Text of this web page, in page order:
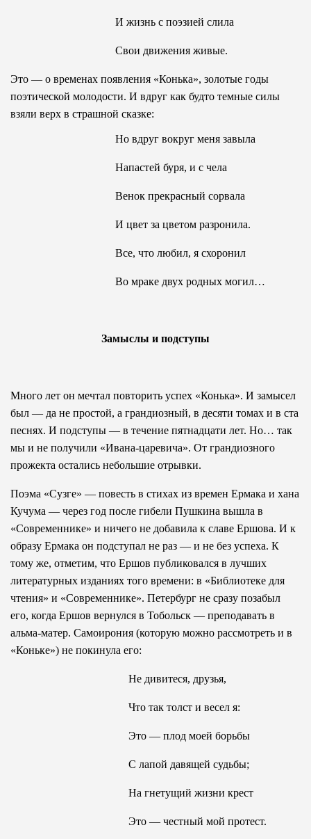
И жизнь с поэзией слила
Свои движения живые.
Это — о временах появления «Конька», золотые годы
поэтической молодости. И вдруг как будто темные силы
взяли верх в страшной сказке:
Но вдруг вокруг меня завыла
Напастей буря, и с чела
Венок прекрасный сорвала
И цвет за цветом разронила.
Все, что любил, я схоронил
Во мраке двух родных могил…
Замыслы и подступы
Много лет он мечтал повторить успех «Конька». И замысел
был — да не простой, а грандиозный, в десяти томах и в ста
песнях. И подступы — в течение пятнадцати лет. Но… так
мы и не получили «Ивана-царевича». От грандиозного
прожекта остались небольшие отрывки.
Поэма «Сузге» — повесть в стихах из времен Ермака и хана
Кучума — через год после гибели Пушкина вышла в
«Современнике» и ничего не добавила к славе Ершова. И к
образу Ермака он подступал не раз — и не без успеха. К
тому же, отметим, что Ершов публиковался в лучших
литературных изданиях того времени: в «Библиотеке для
чтения» и «Современнике». Петербург не сразу позабыл
его, когда Ершов вернулся в Тобольск — преподавать в
альма-матер. Самоирония (которую можно рассмотреть и в
«Коньке») не покинула его:
Не дивитеся, друзья,
Что так толст и весел я:
Это — плод моей борьбы
С лапой давящей судьбы;
На гнетущий жизни крест
Это — честный мой протест.